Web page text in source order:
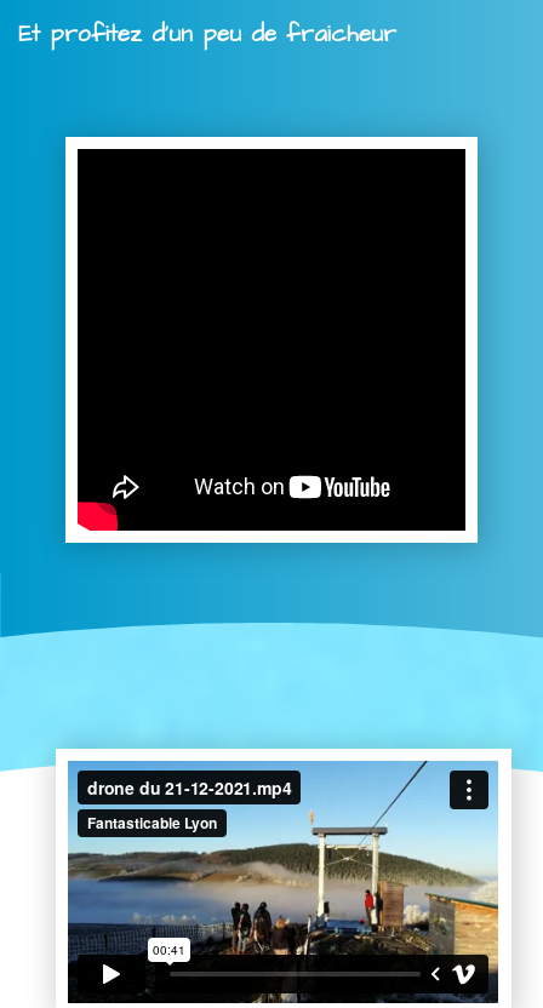
Et profitez d'un peu de fraicheur